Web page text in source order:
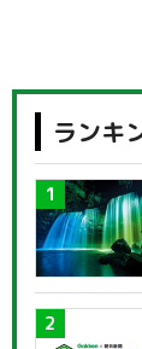
ランキ